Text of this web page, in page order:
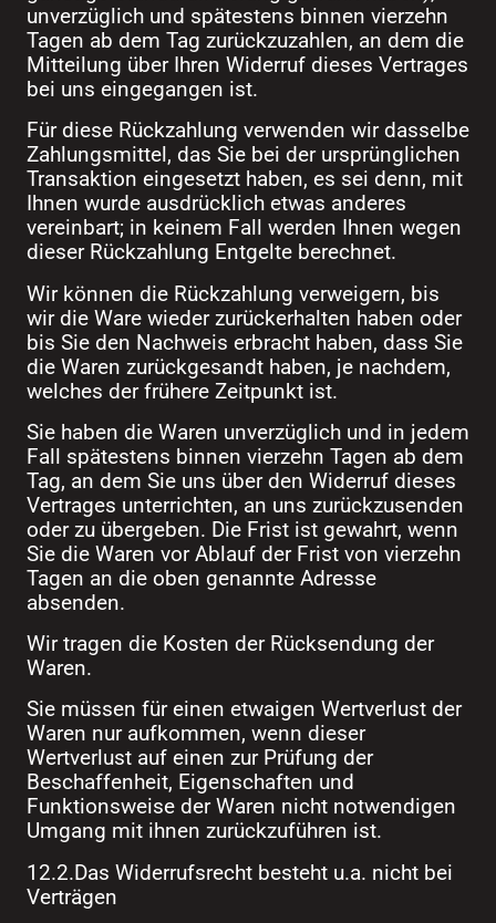
unverzüglich und spätestens binnen vierzehn
Tagen ab dem Tag zurückzuzahlen, an dem die
Mitteilung über Ihren Widerruf dieses Vertrages
bei uns eingegangen ist.
Für diese Rückzahlung verwenden wir dasselbe
Zahlungsmittel, das Sie bei der ursprünglichen
Transaktion eingesetzt haben, es sei denn, mit
Ihnen wurde ausdrücklich etwas anderes
vereinbart; in keinem Fall werden Ihnen wegen
dieser Rückzahlung Entgelte berechnet.
Wir können die Rückzahlung verweigern, bis
wir die Ware wieder zurückerhalten haben oder
bis Sie den Nachweis erbracht haben, dass Sie
die Waren zurückgesandt haben, je nachdem,
welches der frühere Zeitpunkt ist.
Sie haben die Waren unverzüglich und in jedem
Fall spätestens binnen vierzehn Tagen ab dem
Tag, an dem Sie uns über den Widerruf dieses
Vertrages unterrichten, an uns zurückzusenden
oder zu übergeben. Die Frist ist gewahrt, wenn
Sie die Waren vor Ablauf der Frist von vierzehn
Tagen an die oben genannte Adresse
absenden.
Wir tragen die Kosten der Rücksendung der
Waren.
Sie müssen für einen etwaigen Wertverlust der
Waren nur aufkommen, wenn dieser
Wertverlust auf einen zur Prüfung der
Beschaffenheit, Eigenschaften und
Funktionsweise der Waren nicht notwendigen
Umgang mit ihnen zurückzuführen ist.
12.2.Das Widerrufsrecht besteht u.a. nicht bei
Verträgen